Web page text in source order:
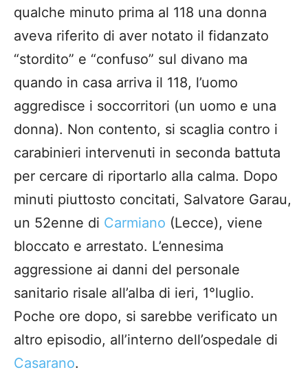
qualche minuto prima al 118 una donna
aveva riferito di aver notato il fidanzato
“stordito” e “confuso” sul divano ma
quando in casa arriva il 118, l’uomo
aggredisce i soccorritori (un uomo e una
donna). Non contento, si scaglia contro i
carabinieri intervenuti in seconda battuta
per cercare di riportarlo alla calma. Dopo
minuti piuttosto concitati, Salvatore Garau,
un 52enne di Carmiano (Lecce), viene
bloccato e arrestato. L’ennesima
aggressione ai danni del personale
sanitario risale all’alba di ieri, 1°luglio.
Poche ore dopo, si sarebbe verificato un
altro episodio, all’interno dell’ospedale di
Casarano.